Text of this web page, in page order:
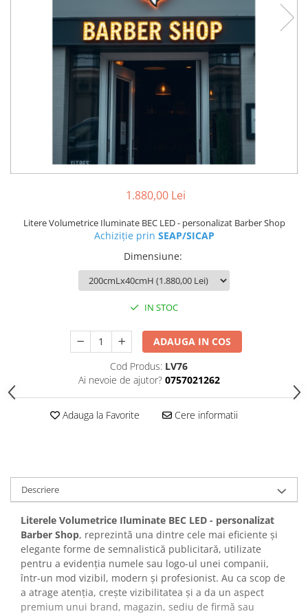
1.880,00 Lei
Litere Volumetrice Iluminate BEC LED - personalizat Barber Shop
Achiziție prin SEAP/SICAP
Dimensiune:
IN STOC
ADAUGA IN COS
Cod Produs: LV76
Ai nevoie de ajutor? 0757021262
Adauga la Favorite Cere informatii
Descriere
Literele Volumetrice Iluminate BEC LED - personalizat
Barber Shop, reprezintă una dintre cele mai eficiente și
elegante forme de semnalistică publicitară, utilizate
pentru a evidenția numele sau logo-ul unei companii,
într-un mod vizibil, modern și profesionist. Au ca scop de
a atrage atenția, crește vizibilitatea și a da un aspect
premium unui brand, magazin, sediu de firmă sau